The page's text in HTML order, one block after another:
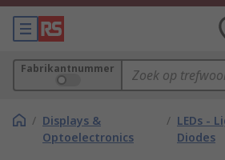
Fabrikantnummer
/ Displays &
Optoelectronics
/ LEDs -
Diodes